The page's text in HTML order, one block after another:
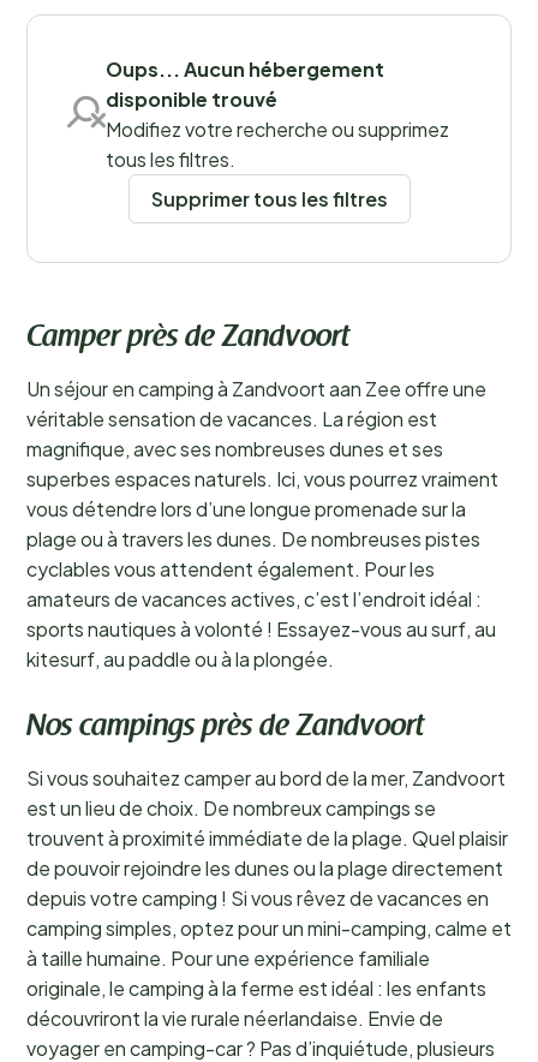
Sauvegarder les filtres
Oups... Aucun hébergement
disponible trouvé
Modifiez votre recherche ou supprimez
tous les filtres.
Supprimer tous les filtres
Camper près de Zandvoort
Un séjour en camping à Zandvoort aan Zee offre une
véritable sensation de vacances. La région est
magnifique, avec ses nombreuses dunes et ses
superbes espaces naturels. Ici, vous pourrez vraiment
vous détendre lors d’une longue promenade sur la
plage ou à travers les dunes. De nombreuses pistes
cyclables vous attendent également. Pour les
amateurs de vacances actives, c’est l’endroit idéal :
sports nautiques à volonté ! Essayez-vous au surf, au
kitesurf, au paddle ou à la plongée.
Nos campings près de Zandvoort
Si vous souhaitez camper au bord de la mer, Zandvoort
est un lieu de choix. De nombreux campings se
trouvent à proximité immédiate de la plage. Quel plaisir
de pouvoir rejoindre les dunes ou la plage directement
depuis votre camping ! Si vous rêvez de vacances en
camping simples, optez pour un mini-camping, calme et
à taille humaine. Pour une expérience familiale
originale, le camping à la ferme est idéal : les enfants
découvriront la vie rurale néerlandaise. Envie de
voyager en camping-car ? Pas d’inquiétude, plusieurs